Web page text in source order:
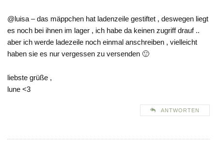
@luisa – das mäppchen hat ladenzeile gestiftet , deswegen liegt
es noch bei ihnen im lager , ich habe da keinen zugriff drauf ..
aber ich werde ladezeile noch einmal anschreiben , vielleicht
haben sie es nur vergessen zu versenden 🙂
liebste grüße ,
lune <3
ANTWORTEN